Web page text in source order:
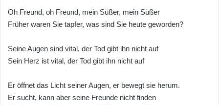
Oh Freund, oh Freund, mein Süßer, mein Süßer
Früher waren Sie tapfer, was sind Sie heute geworden?
Seine Augen sind vital, der Tod gibt ihn nicht auf
Sein Herz ist vital, der Tod gibt ihn nicht auf
Er öffnet das Licht seiner Augen, er bewegt sie herum.
Er sucht, kann aber seine Freunde nicht finden